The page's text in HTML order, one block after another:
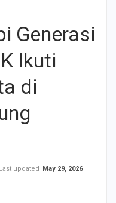
Generasi
Ikuti
di
Last updated May 29, 2026